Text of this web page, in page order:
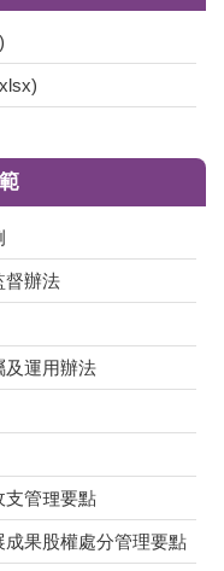
督辦法
及運用辦法
支管理要點
果股權處分管理要點